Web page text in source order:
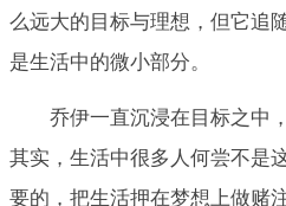
么远大的目标与理想，但它追
是生活中的微小部分。
乔伊一直沉浸在目标之中
其实，生活中很多人何尝不是
要的，把生活押在梦想上做赌